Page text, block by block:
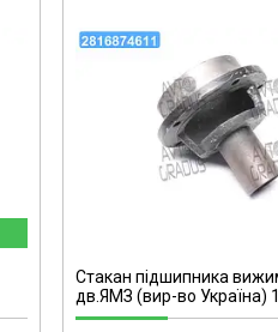
Стакан підшипника
дв.ЯМЗ (вир-во Україна)